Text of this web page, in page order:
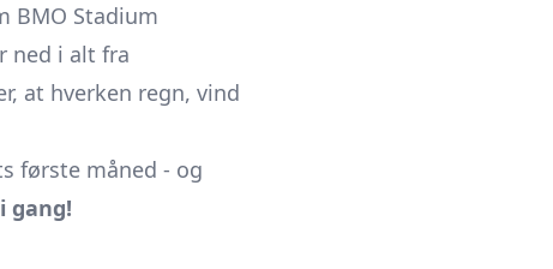
BMO Stadium
ned i alt fra
at hverken regn, vind
første måned - og
gang!